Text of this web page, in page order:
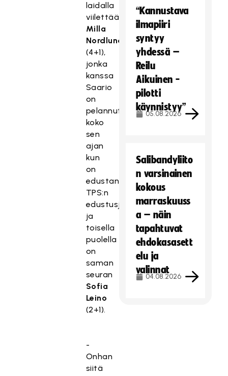
laidalla
viilettää
Milla
Nordlund
(4+1),
jonka
kanssa
Saario
on
pelannut
koko
sen
ajan
kun
on
edustanut
TPS:n
edustusjoukkuetta
ja
toisella
puolella
on
saman
seuran
Sofia
Leino
(2+1).
-
Onhan
siitä
“Kannustava
ilmapiiri
syntyy
yhdessä –
Reilu
Aikuinen -
pilotti
käynnistyy”
05.08.2026
Salibandyliito
n varsinainen
kokous
marraskuuss
a – näin
tapahtuvat
ehdokasasett
elu ja
valinnat
04.08.2026